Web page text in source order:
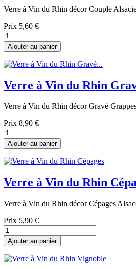
Verre à Vin du Rhin décor Couple
Prix 5,60 €
Ajouter au panier
Verre à Vin du Rhin
Verre à Vin du Rhin décor Gravé
Prix 8,90 €
Ajouter au panier
Verre à Vin du Rhin
Verre à Vin du Rhin décor Cépages
Prix 5,90 €
Ajouter au panier